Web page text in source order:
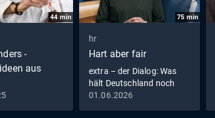
44 min
-
aus
75 min
hr
Hart aber fair
extra – der Dialog: Was
hält Deutschland noch
zusammen?
01.06.2026